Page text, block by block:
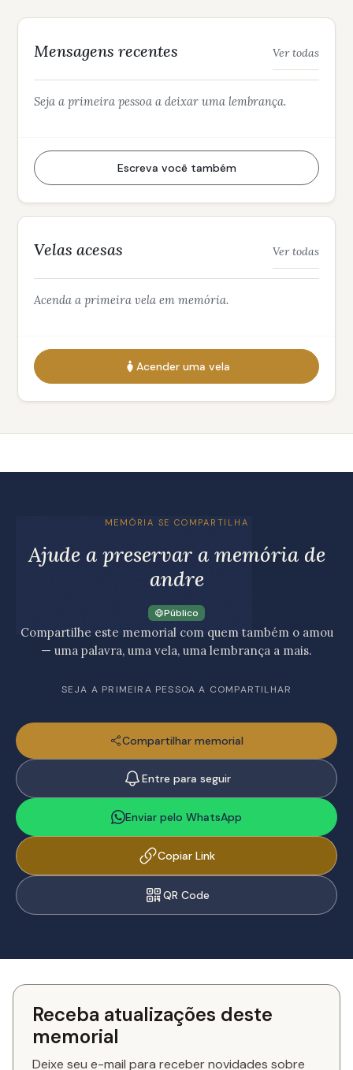
Mensagens recentes Ver todas
Seja a primeira pessoa a deixar uma lembrança.
Escreva você também
Velas acesas Ver todas
Acenda a primeira vela em memória.
Acender uma vela
MEMÓRIA SE COMPARTILHA
Ajude a preservar a memória de
andre
Público
Compartilhe este memorial com quem também o amou
— uma palavra, uma vela, uma lembrança a mais.
SEJA A PRIMEIRA PESSOA A COMPARTILHAR
Compartilhar memorial
Entre para seguir
Enviar pelo WhatsApp
Copiar Link
QR Code
Receba atualizações deste
memorial
Deixe seu e-mail para receber novidades sobre